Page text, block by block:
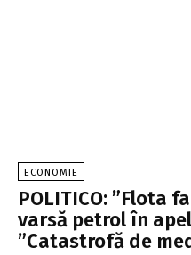
ECONOMIE
POLITICO: ”Flota
varsă petrol în
”Catastrofă de